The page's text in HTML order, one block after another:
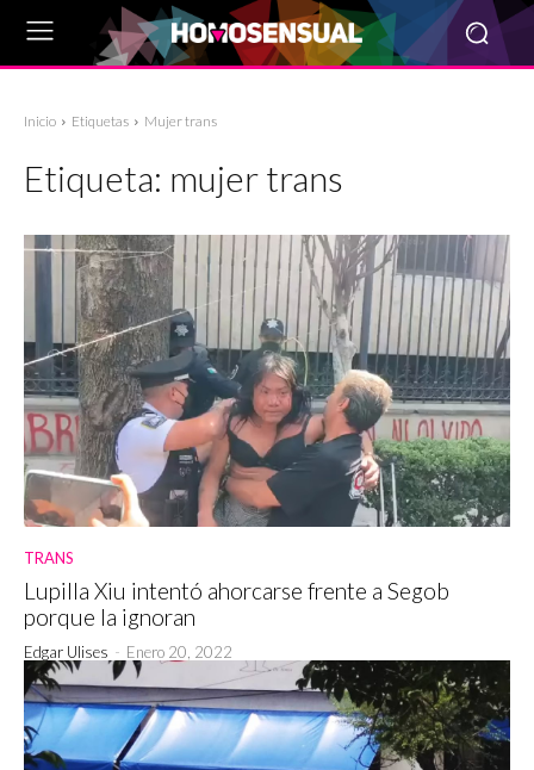
Inicio Etiquetas Mujer trans
Etiqueta: mujer trans
TRANS
Lupilla Xiu intentó ahorcarse frente a Segob
porque la ignoran
Edgar Ulises - Enero 20, 2022